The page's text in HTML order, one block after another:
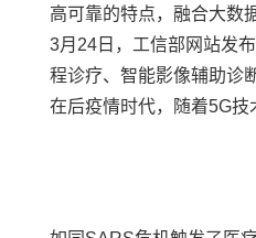
高可靠的特点，融合大数
3月24日，工信部网站发
程诊疗、智能影像辅助诊
在后疫情时代，随着5G